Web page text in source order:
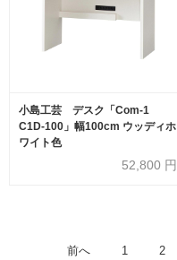
小島工芸 デスク「Com-1
C1D-100」幅100cm ウッディホ
ワイト色
52,800 円
前へ 1 2